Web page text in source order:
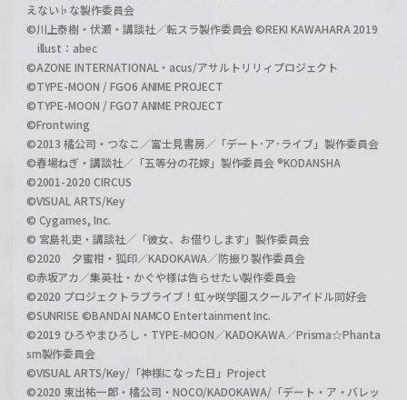
えない♭な製作委員会
©川上泰樹・伏瀬・講談社／転スラ製作委員会 ©REKI KAWAHARA 2019
illust：abec
©AZONE INTERNATIONAL・acus/アサルトリリィプロジェクト
©TYPE-MOON / FGO6 ANIME PROJECT
©TYPE-MOON / FGO7 ANIME PROJECT
©Frontwing
©2013 橘公司・つなこ／富士見書房／「デート･ア･ライブ」製作委員会
©春場ねぎ・講談社／「五等分の花嫁」製作委員会 ®KODANSHA
©2001-2020 CIRCUS
©VISUAL ARTS/Key
© Cygames, Inc.
© 宮島礼吏・講談社／「彼女、お借りします」製作委員会
©2020 夕蜜柑・狐印／KADOKAWA／防振り製作委員会
©赤坂アカ／集英社・かぐや様は告らせたい製作委員会
©2020 プロジェクトラブライブ！虹ヶ咲学園スクールアイドル同好会
©SUNRISE ©BANDAI NAMCO Entertainment Inc.
©2019 ひろやまひろし・TYPE-MOON／KADOKAWA／Prisma☆Phanta
sm製作委員会
©VISUAL ARTS/Key/「神様になった日」Project
©2020 東出祐一郎・橘公司・NOCO/KADOKAWA/「デート・ア・バレッ